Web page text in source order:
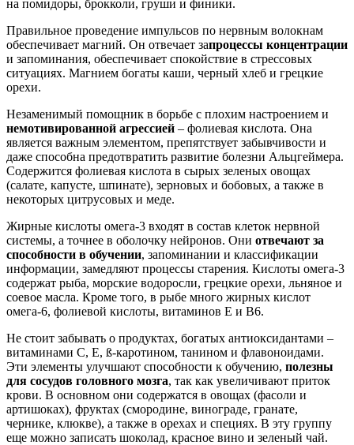
на помидоры, брокколи, груши и финики.
Правильное проведение импульсов по нервным волокнам
обеспечивает магний. Он отвечает запроцессы концентрации
и запоминания, обеспечивает спокойствие в стрессовых
ситуациях. Магнием богаты каши, черный хлеб и грецкие
орехи.
Незаменимый помощник в борьбе с плохим настроением и
немотивированной агрессией – фолиевая кислота. Она
является важным элементом, препятствует забывчивости и
даже способна предотвратить развитие болезни Альцгеймера.
Содержится фолиевая кислота в сырых зеленых овощах
(салате, капусте, шпинате), зерновых и бобовых, а также в
некоторых цитрусовых и меде.
Жирные кислоты омега-3 входят в состав клеток нервной
системы, а точнее в оболочку нейронов. Они отвечают за
способности в обучении, запоминании и классификации
информации, замедляют процессы старения. Кислоты омега-3
содержат рыба, морские водоросли, грецкие орехи, льняное и
соевое масла. Кроме того, в рыбе много жирных кислот
омега-6, фолиевой кислоты, витаминов Е и В6.
Не стоит забывать о продуктах, богатых антиоксидантами –
витаминами С, Е, ß-каротином, танином и флавоноидами.
Эти элементы улучшают способности к обучению, полезны
для сосудов головного мозга, так как увеличивают приток
крови. В основном они содержатся в овощах (фасоли и
артишоках), фруктах (смородине, винограде, гранате,
чернике, клюкве), а также в орехах и специях. В эту группу
еще можно записать шоколад, красное вино и зеленый чай.